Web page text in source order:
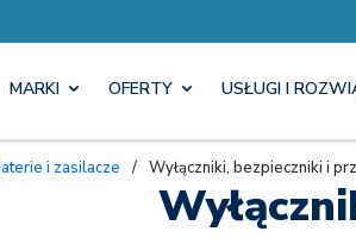
MARKI OFERTY USŁUGI I
Baterie i zasilacze / Wyłączniki, bezpieczniki i